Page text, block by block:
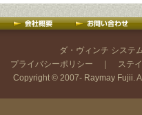
ダ・ヴィンチ システ
プライバシーポリシー
ステ
Copyright © 2007- Raymay Fujii.